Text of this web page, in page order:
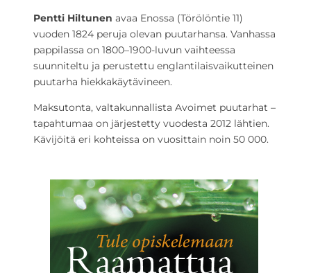
Pentti Hiltunen avaa Enossa (Törölöntie 11)
vuoden 1824 peruja olevan puutarhansa. Vanhassa
pappilassa on 1800–1900-luvun vaihteessa
suunniteltu ja perustettu englantilaisvaikutteinen
puutarha hiekkakäytävineen.
Maksutonta, valtakunnallista Avoimet puutarhat –
tapahtumaa on järjestetty vuodesta 2012 lähtien.
Kävijöitä eri kohteissa on vuosittain noin 50 000.